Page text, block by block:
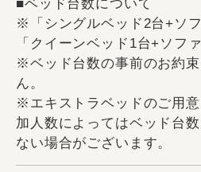
■ベッド台数について
※「シングルベッド2台+ソ
「クイーンベッド1台+ソフ
※ベッド台数の事前のお約
ん。
※エキストラベッドのご用
加人数によってはベッド台
ない場合がございます。